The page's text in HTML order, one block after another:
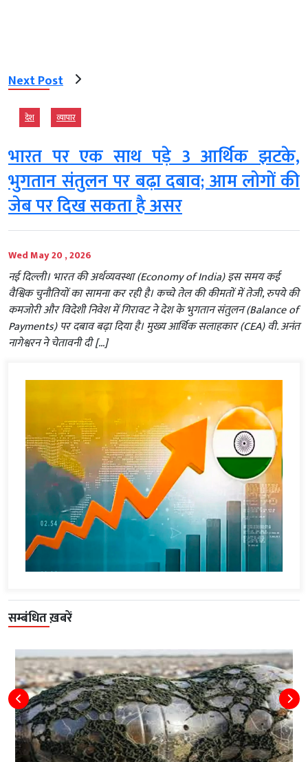
Next Post
देश व्‍यापार
भारत पर एक साथ पड़े 3 आर्थिक झटके,
भुगतान संतुलन पर बढ़ा दबाव; आम लोगों की
जेब पर दिख सकता है असर
Wed May 20 , 2026
नई दिल्ली। भारत की अर्थव्यवस्था (Economy of India) इस समय कई
वैश्विक चुनौतियों का सामना कर रही है। कच्चे तेल की कीमतों में तेजी, रुपये की
कमजोरी और विदेशी निवेश में गिरावट ने देश के भुगतान संतुलन (Balance of
Payments) पर दबाव बढ़ा दिया है। मुख्य आर्थिक सलाहकार (CEA) वी. अनंत
नागेश्वरन ने चेतावनी दी […]
सम्बंधित ख़बरें